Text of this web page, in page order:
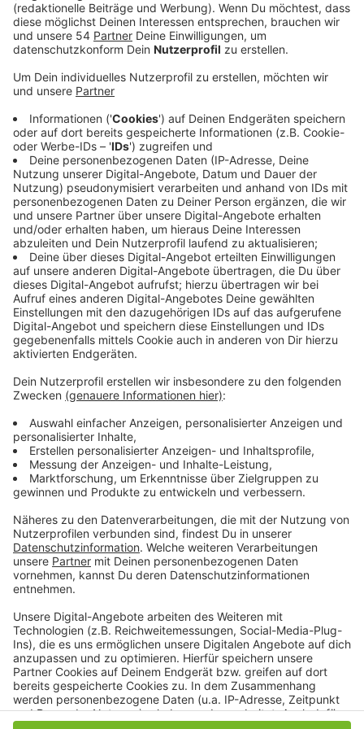
Sie bittet Auto-, Motorrad- und Radfahrer in dieser
Zeit noch vorausschauender zu fahren und
bremsbereit zu sein. Außerdem führt die Polizei auch
verstärkt Verkehrskontrollen durch, um für die
Sicherheit der Schüler zu sorgen. Grundschüler lassen
sich im Straßenverkehr oft schnell ablenken und
handeln dann spontan. Dadurch können dann
gefährliche Situationen entstehen. Das sagt die
Mönchengladbacher Polizei zum Beginn der
Grundschule in Mönchengladbach und bittet zur
besonderen Rücksicht auf den Straßen. Zum
Schulstart wird sie deshalb vor den Schulen verstärkt
im Einsatz sein, aufklären und Hilfestellungen geben.
Außerdem rät die Polizei den Eltern der
Grundschulkinder, vor dem Schulstart den Schulweg
abzugehen und auf mögliche Gefahren hinzuweisen.
Bei der Kleidung der Grundschüler sei es wichtig darauf
zu achten, dass die Kinder gut erkennbar seien. So
könnten zum Beispiel Reflektoren an Schulranzen oder
der Kleidung befestigt werden, rät die Polizei.
Anzeige
Anzeige